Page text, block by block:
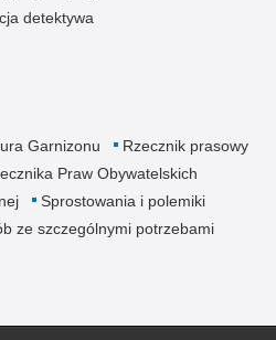
detektywa
Garnizonu
Rzecznik prasowy
Praw Obywatelskich
Sprostowania i polemiki
ze szczególnymi potrzebami